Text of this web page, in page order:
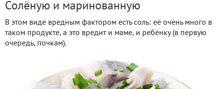
Солёную и маринованную
В этом виде вредным фактором есть соль: её очень много в
таком продукте, а это вредит и маме, и ребёнку (в первую
очередь, почкам).